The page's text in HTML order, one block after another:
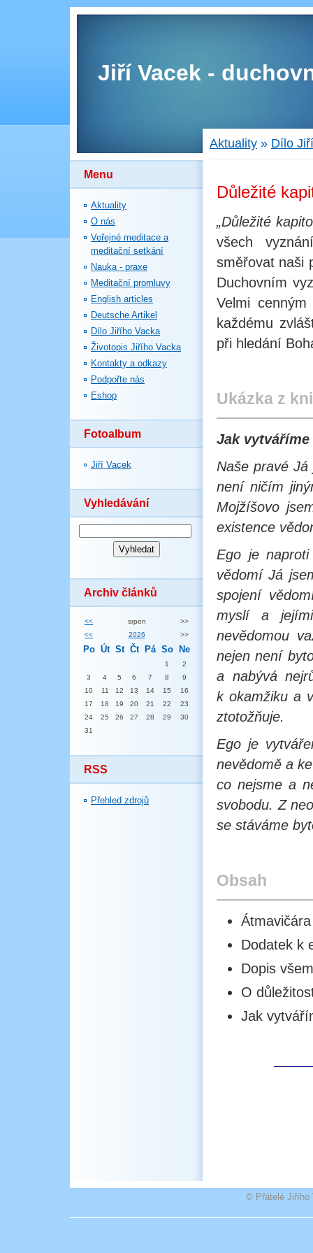
Jiří Vacek -
Menu
Aktuality
O nás
Veřejné meditace a
meditační setkání
Nauka - praxe
Meditační promluvy
English articles
Deutsche Artikel
Dílo Jiřího Vacka
Životopis Jiřího Vacka
Kontakty a odkazy
Podpořte nás
Eshop
Fotoalbum
Jiří Vacek
Vyhledávání
Archiv článků
<< srpen
>>
<<
2026 >>
Po Út St Čt Pá So Ne
1
2
3
4 5 6 7 8
9
10
11 12 13 14 15
16
17
18 19 20 21 22
23
24
25 26 27 28 29
30
31
RSS
Přehled zdrojů
Aktuality » Dílo
Důležité
„Důležité
všech
směřovat naši
Duchovním
Velmi
každému
při hledání
Ukázka z
Jak vytváříme
Naše pravé
není ničím
Mojžíšovo
existence
Ego je
vědomí Já
spojení
myslí a
nevědomou
nejen není
a nabývá
k okamžiku a
ztotožňuje.
Ego je
nevědomě a
co nejsme a
svobodu. Z
se stáváme
Obsah
Dodatek k
Dopis
O
Jak
© Přátelé